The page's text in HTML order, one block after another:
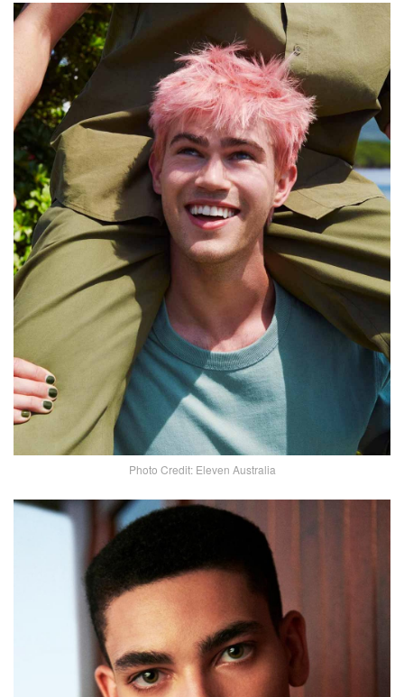
Photo Credit: Eleven Australia